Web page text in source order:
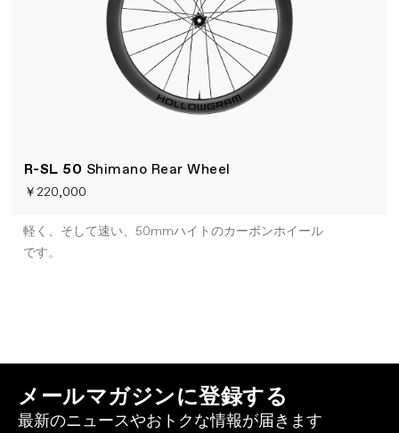
R-SL 50 Shimano Rear Wheel
￥220,000
軽く、そして速い、50mmハイトのカーボンホイール
です。
メールマガジンに登録する
最新のニュースやおトクな情報が届きます